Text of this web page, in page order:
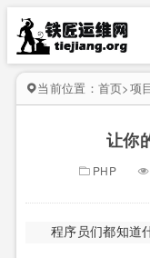
当前位置： 首页>项
让你
PHP
程序员们都知道